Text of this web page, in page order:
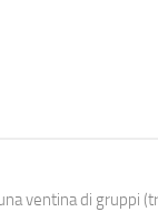
ventina di gruppi